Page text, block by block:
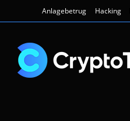
Inhalt
Anlagebetrug Hacking